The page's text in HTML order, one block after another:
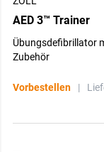
AED 3™ Trainer
Übungsdefibrillator
Zubehör
Vorbestellen |